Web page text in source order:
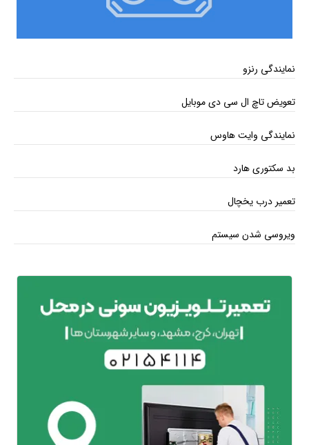
نمایندگی رنزو
تعویض تاچ ال سی دی موبایل
نمایندگی وایت هاوس
بد سکتوری هارد
تعمیر درب یخچال
ویروسی شدن سیستم